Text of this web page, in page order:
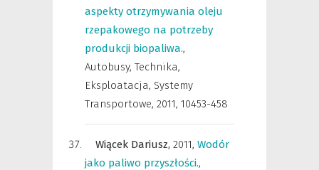
aspekty otrzymywania oleju
rzepakowego na potrzeby
produkcji biopaliwa.,
Autobusy, Technika,
Eksploatacja, Systemy
Transportowe, 2011, 10453-458
Wiącek Dariusz, 2011, Wodór
jako paliwo przyszłości.,